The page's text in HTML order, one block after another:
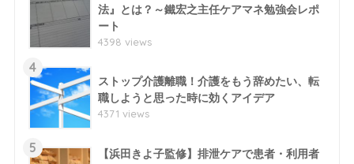
法』とは？～鐵宏之主任ケアマネ勉強会レポ
ート
4398 views
4
ストップ介護離職！介護をもう辞めたい、転
職しようと思った時に効くアイデア
4371 views
5
【浜田きよ子監修】排泄ケアで患者・利用者